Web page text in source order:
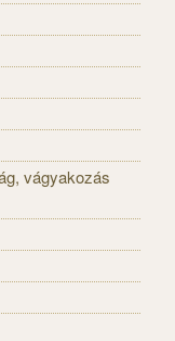
vágyakozás